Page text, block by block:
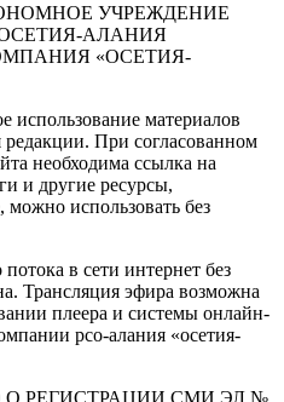
УЧРЕЖДЕНИЕ
АЛАНИЯ
«ОСЕТИЯ-
материалов
редакции. При согласованном
необходима ссылка на
и другие ресурсы,
использовать без
в сети интернет без
Трансляция эфира возможна
плеера и системы онлайн-
рсо-алания «осетия-
О РЕГИСТРАЦИИ СМИ ЭЛ №